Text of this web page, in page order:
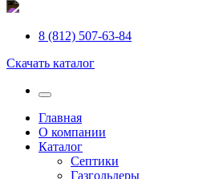
8 (812) 507-63-84
Скачать каталог
Главная
О компании
Каталог
Септики
Газгольдеры